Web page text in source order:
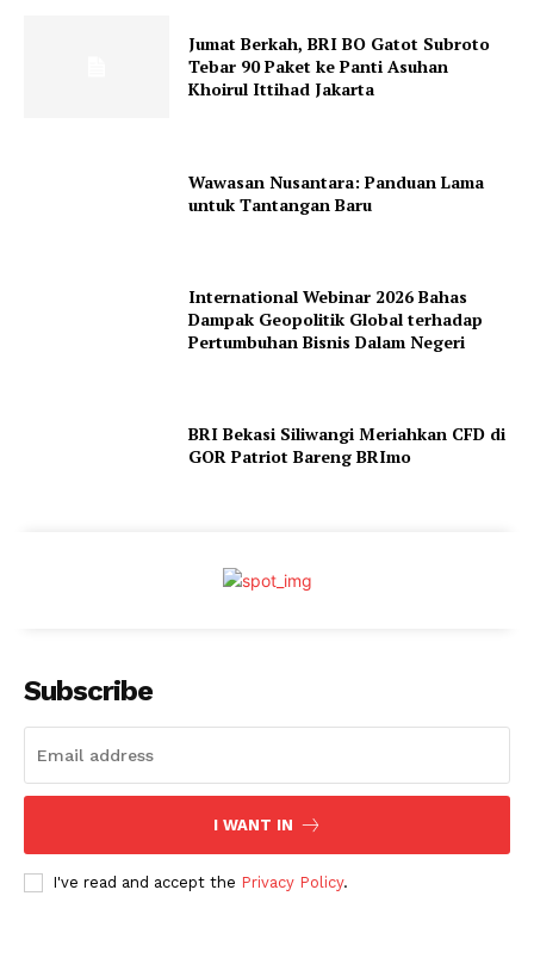
Jumat Berkah, BRI BO Gatot Subroto
Tebar 90 Paket ke Panti Asuhan
Khoirul Ittihad Jakarta
Wawasan Nusantara: Panduan Lama
untuk Tantangan Baru
International Webinar 2026 Bahas
Dampak Geopolitik Global terhadap
Pertumbuhan Bisnis Dalam Negeri
BRI Bekasi Siliwangi Meriahkan CFD di
GOR Patriot Bareng BRImo
Subscribe
I WANT IN
I've read and accept the Privacy Policy.